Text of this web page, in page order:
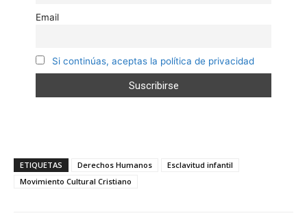
Email
Si continúas, aceptas la política de privacidad
ETIQUETAS Derechos Humanos
Esclavitud infantil
Movimiento Cultural Cristiano